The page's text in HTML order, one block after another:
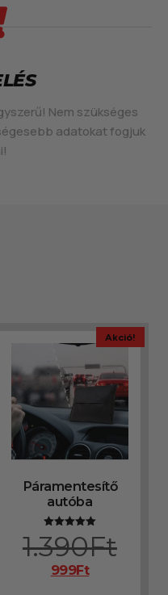
Nem szükséges
adatokat fogjuk
Akció!
Páramentesítő
autóba
Értékelés:
5.00
/ 5
1.390Ft
999Ft